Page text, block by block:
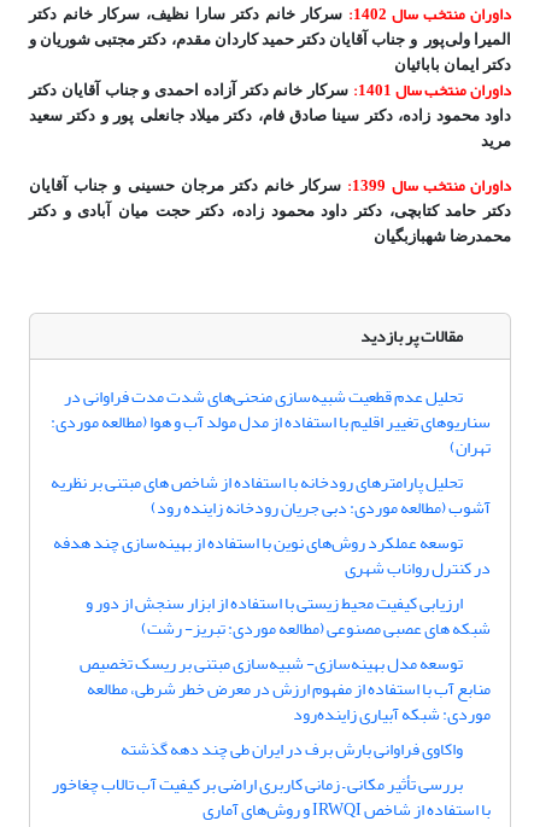
داوران منتخب سال 1402:
سرکار خانم دکتر سارا نظیف، سرکار خانم دکتر
المیرا ولی‌پور و جناب آقایان دکتر حمید کاردان مقدم، دکتر مجتبی شوریان و
دکتر ایمان بابائیان
داوران منتخب سال 1401: سرکار خانم دکتر آزاده احمدی و جناب آقایان دکتر
داود محمود زاده، دکتر سینا صادق فام، دکتر میلاد جانعلی پور و دکتر سعید
مرید
داوران منتخب سال 1399:
سرکار خانم دکتر مرجان حسینی و جناب آقایان
دکتر حامد کتابچی، دکتر داود محمود زاده، دکتر حجت میان آبادی و دکتر
محمدرضا شهبازبگیان
مقالات پر بازدید
تحلیل عدم قطعیت شبیه‌سازی منحنی‌های شدت مدت فراوانی در
سناریوهای تغییر اقلیم با استفاده از مدل‌ مولد آب و هوا (مطالعه موردی:
تهران)
تحلیل پارامترهای رودخانه با استفاده از شاخص های مبتنی بر نظریه
آشوب (مطالعه موردی: دبی جریان رودخانه زاینده رود)
توسعه عملکرد روش‌های نوین با استفاده از بهینه‌سازی چند هدفه
در کنترل رواناب شهری
ارزیابی کیفیت محیط زیستی با استفاده از ابزار سنجش از دور و
شبکه های عصبی مصنوعی (مطالعه موردی: تبریز- رشت)
توسعه مدل بهینه‌سازی- شبیه‌سازی مبتنی بر ریسک تخصیص
منابع آب با استفاده از مفهوم ارزش در معرض خطر شرطی، مطالعه
موردی: شبکه آبیاری زاینده‌رود
واکاوی فراوانی بارش برف در ایران طی چند دهه گذشته
بررسی تأثیر مکانی – زمانی کاربری اراضی بر کیفیت آب تالاب چغاخور
با استفاده از شاخص IRWQI و روش‌های آماری